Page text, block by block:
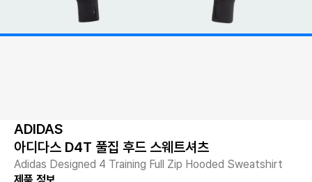
ADIDAS
아디다스 D4T 풀집 후드 스웨트셔츠
Adidas Designed 4 Training Full Zip Hooded Sweatshirt